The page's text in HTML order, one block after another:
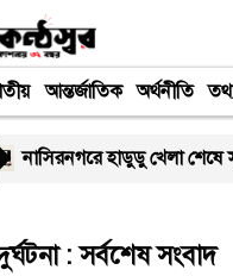
আন্তর্জাতিক অর্থনীতি
নাসিরনগরে হাডুডু খেলা শেষে
: সর্বশেষ সংবাদ